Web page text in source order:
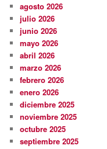
agosto 2026
julio 2026
junio 2026
mayo 2026
abril 2026
marzo 2026
febrero 2026
enero 2026
diciembre 2025
noviembre 2025
octubre 2025
septiembre 2025